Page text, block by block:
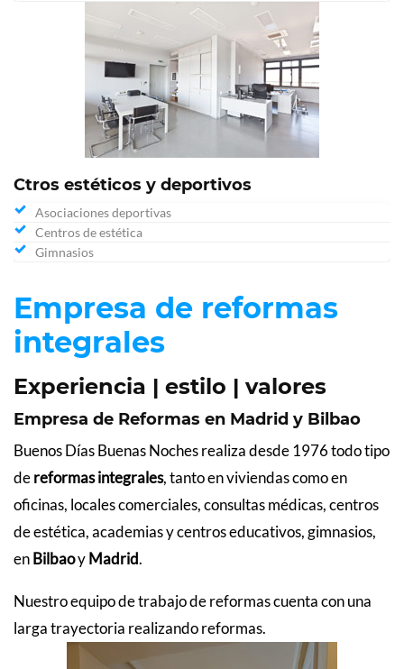
Ctros estéticos y deportivos
Asociaciones deportivas
Centros de estética
Gimnasios
Empresa de reformas
integrales
Experiencia | estilo | valores
Empresa de Reformas en Madrid y Bilbao
Buenos Días Buenas Noches realiza desde 1976 todo tipo
dereformas integrales, tanto en viviendas como en
oficinas, locales comerciales, consultas médicas, centros
de estética, academias y centros educativos, gimnasios,
enBilbaoyMadrid.
Nuestro equipo de trabajo de reformas cuenta con una
larga trayectoria realizando reformas.